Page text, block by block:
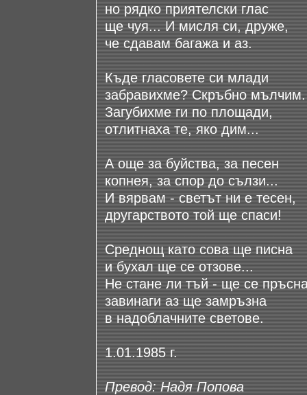
но рядко приятелски глас
ще чуя... И мисля си, друже,
че сдавам багажа и аз.
Къде гласовете си млади
забравихме? Скръбно мълчим.
Загубихме ги по площади,
отлитнаха те, яко дим...
А още за буйства, за песен
копнея, за спор до сълзи...
И вярвам - светът ни е тесен,
другарството той ще спаси!
Среднощ като сова ще писна
и бухал ще се отзове...
Не стане ли тъй - ще се
завинаги аз ще замръзна
в надоблачните светове.
1.01.1985 г.
Превод: Надя Попова